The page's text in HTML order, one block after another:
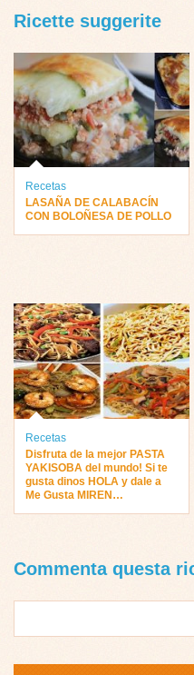
Ricette suggerite
Recetas
LASAÑA DE CALABACÍN
CON BOLOÑESA DE POLLO
Recetas
Disfruta de la mejor PASTA
YAKISOBA del mundo! Si te
gusta dinos HOLA y dale a
Me Gusta MIREN…
Commenta questa